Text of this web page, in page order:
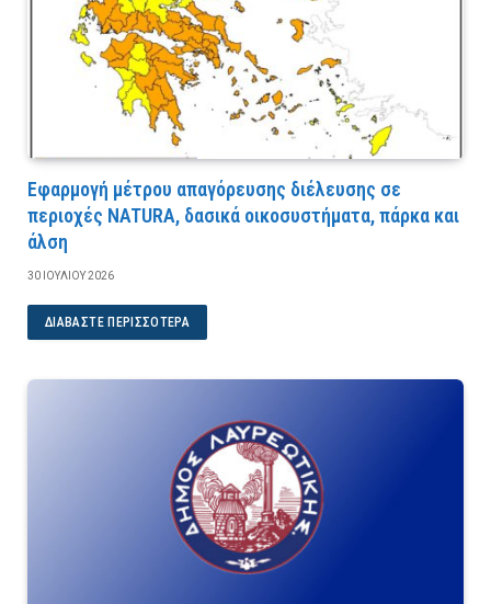
Εφαρμογή μέτρου απαγόρευσης διέλευσης σε
περιοχές NATURA, δασικά οικοσυστήματα, πάρκα και
άλση
30 ΙΟΥΛΊΟΥ 2026
ΔΙΑΒΆΣΤΕ ΠΕΡΙΣΣΌΤΕΡΑ